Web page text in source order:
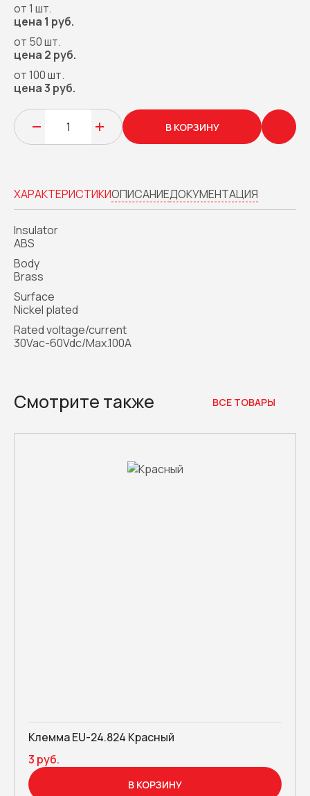
от 1 шт.
цена 1 руб.
от 50 шт.
цена 2 руб.
от 100 шт.
цена 3 руб.
В КОРЗИНУ
ХАРАКТЕРИСТИКИОПИСАНИЕДОКУМЕНТАЦИЯ
Insulator
ABS
Body
Brass
Surface
Nickel plated
Rated voltage/current
30Vac-60Vdc/Max.100A
Смотрите также ВСЕ ТОВАРЫ
Клемма EU-24.824 Красный
3 руб.
В КОРЗИНУ